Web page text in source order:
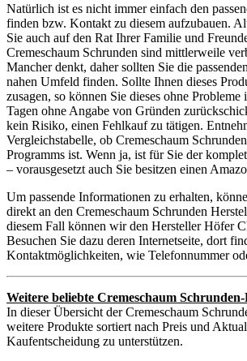
Natürlich ist es nicht immer einfach den
finden bzw. Kontakt zu diesem aufzubauen.
Sie auch auf den Rat Ihrer Familie und
Cremeschaum Schrunden sind mittlerweile
Mancher denkt, daher sollten Sie die
nahen Umfeld finden. Sollte Ihnen dieses
zusagen, so können Sie dieses ohne
Tagen ohne Angabe von Gründen
kein Risiko, einen Fehlkauf zu tätigen.
Vergleichstabelle, ob Cremeschaum
Programms ist. Wenn ja, ist für Sie der
– vorausgesetzt auch Sie besitzen einen
Um passende Informationen zu erhalten,
direkt an den Cremeschaum Schrunden
diesem Fall können wir den Hersteller Höfer
Besuchen Sie dazu deren Internetseite, dort
Kontaktmöglichkeiten, wie Telefonnummer
Weitere beliebte Cremeschaum
In dieser Übersicht der Cremeschaum
weitere Produkte sortiert nach Preis und
Kaufentscheidung zu unterstützen.